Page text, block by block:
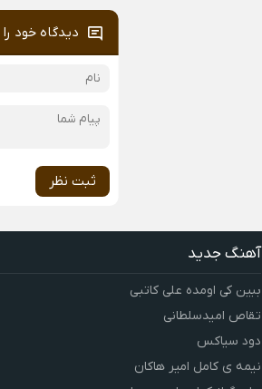
دیدگاه خود
ثبت نظر
آهنگ جدید
ببین کی اومده علی کاتبی
تقاص امیدسلطانی
دود سیاکس
نیمه ی کامل امیر هاکان